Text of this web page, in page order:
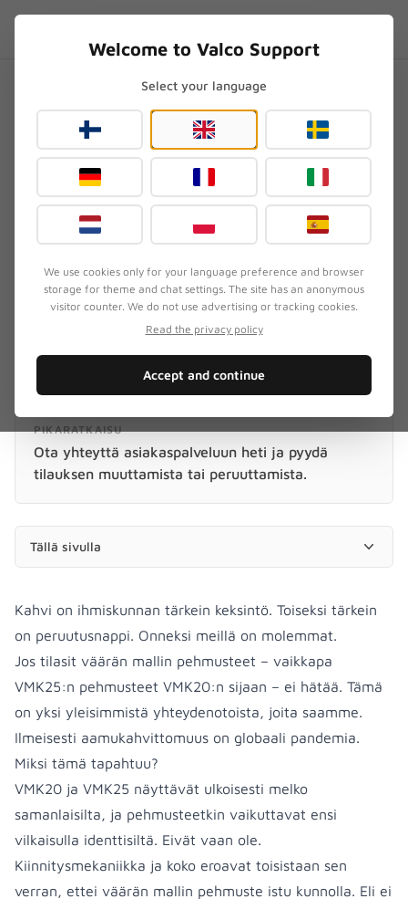
VMK25: Väärä tilaus – voidaanko muuttaa?
VMK25: Väärä tilaus –
voidaanko muuttaa?
24. toukokuuta 2026·Tarkistanut Valcon huoltotiimi
OIRE
Tilasit vahingossa VMK25-pehmusteet, vaikka
tarvitsit VMK20-mallin pehmusteet. Kahvi oli
juomatta, silmät vielä umpeen ja sormi lipsahti
väärään kohtaan.
PIKARATKAISU
Ota yhteyttä asiakaspalveluun heti ja pyydä
tilauksen muuttamista tai peruuttamista.
Tällä sivulla
Kahvi on ihmiskunnan tärkein keksintö. Toiseksi tärkein
on peruutusnappi. Onneksi meillä on molemmat.
Jos tilasit väärän mallin pehmusteet – vaikkapa
VMK25:n pehmusteet VMK20:n sijaan – ei hätää. Tämä
on yksi yleisimmistä yhteydenotoista, joita saamme.
Ilmeisesti aamukahvittomuus on globaali pandemia.
Miksi tämä tapahtuu?
VMK20 ja VMK25 näyttävät ulkoisesti melko
samanlaisilta, ja pehmusteetkin vaikuttavat ensi
vilkaisulla identtisiltä. Eivät vaan ole.
Kiinnitysmekaniikka ja koko eroavat toisistaan sen
verran, ettei väärän mallin pehmuste istu kunnolla. Eli ei
Welcome to Valco Support
Select your language
We use cookies only for your language preference and browser
storage for theme and chat settings. The site has an anonymous
visitor counter. We do not use advertising or tracking cookies.
Read the privacy policy
Accept and continue